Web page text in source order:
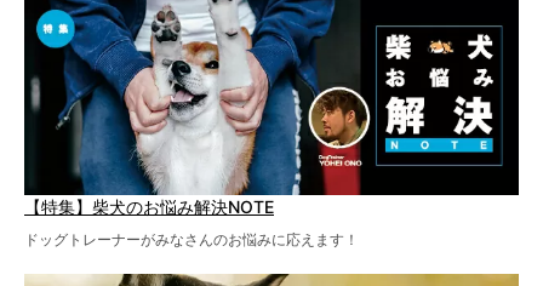
【特集】柴犬のお悩み解決NOTE
ドッグトレーナーがみなさんのお悩みに応えます！